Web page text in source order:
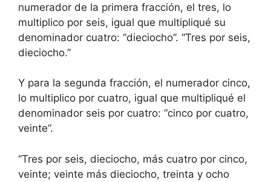
numerador de la primera fracción, el tres, lo
multiplico por seis, igual que multipliqué su
denominador cuatro: “dieciocho”. “Tres por seis,
dieciocho.”
Y para la segunda fracción, el numerador cinco,
lo multiplico por cuatro, igual que multipliqué el
denominador seis por cuatro: “cinco por cuatro,
veinte”.
“Tres por seis, dieciocho, más cuatro por cinco,
veinte; veinte más dieciocho, treinta y ocho